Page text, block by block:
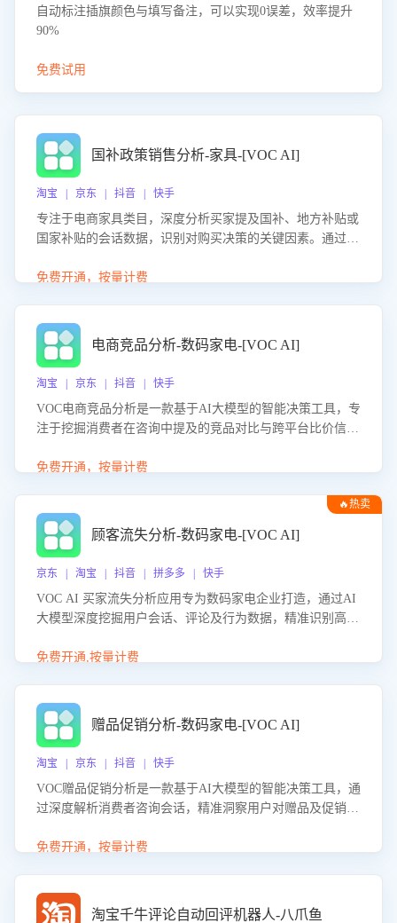
自动标注插旗颜色与填写备注，可以实现0误差，效率提升
90%
免费试用
国补政策销售分析-家具-[VOC AI]
淘宝 | 京东 | 抖音 | 快手
专注于电商家具类目，深度分析买家提及国补、地方补贴或
国家补贴的会话数据，识别对购买决策的关键因素。通过AI
化策略，助力商家利用国补政策提升GMV。
免费开通，按量计费
电商竞品分析-数码家电-[VOC AI]
淘宝 | 京东 | 抖音 | 快手
VOC电商竞品分析是一款基于AI大模型的智能决策工具，专
注于挖掘消费者在咨询中提及的竞品对比与跨平台比价信
商品信息，进行多维度交叉对比，并分析消费者的比价行
企业优化营销话术、突出产品与服务优势，有效提升咨询转
化率，避免陷入单纯价格竞争，实现精准扬长避短。
免费开通，按量计费
🔥热卖
顾客流失分析-数码家电-[VOC AI]
京东 | 淘宝 | 抖音 | 拼多多 | 快手
VOC AI 买家流失分析应用专为数码家电企业打造，通过AI
大模型深度挖掘用户会话、评论及行为数据，精准识别高流
应延迟、竞品价格冲击等。系统自动输出可落地的挽回策
免费开通,按量计费
赠品促销分析-数码家电-[VOC AI]
淘宝 | 京东 | 抖音 | 快手
VOC赠品促销分析是一款基于AI大模型的智能决策工具，通
过深度解析消费者咨询会话，精准洞察用户对赠品及促销政
销诉求，帮助企业制定个性化赠品组合策略，优化资源投放
免费开通，按量计费
淘宝千牛评论自动回评机器人-八爪鱼